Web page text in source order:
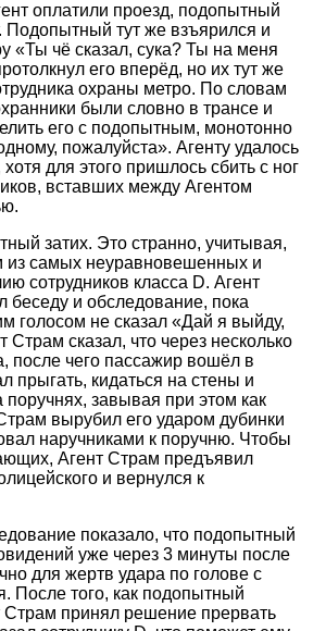
оплатили проезд, подопытный
Подопытный тут же взъярился и
«Ты чё сказал, сука? Ты на меня
его вперёд, но их тут же
охраны метро. По словам
были словно в трансе и
его с подопытным, монотонно
пожалуйста». Агенту удалось
для этого пришлось сбить с ног
вставших между Агентом
затих. Это странно, учитывая,
из самых неуравновешенных и
сотрудников класса D. Агент
и обследование, пока
голосом не сказал «Дай я выйду,
Страм сказал, что через несколько
после чего пассажир вошёл в
прыгать, кидаться на стены и
поручнях, завывая при этом как
вырубил его ударом дубинки
наручниками к поручню. Чтобы
Агент Страм предъявил
и вернулся к
показало, что подопытный
уже через 3 минуты после
для жертв удара по голове с
После того, как подопытный
Страм принял решение прервать